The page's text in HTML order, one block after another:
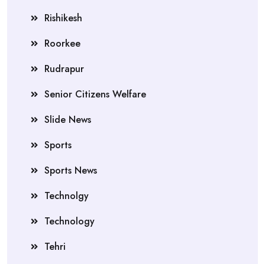
Rishikesh
Roorkee
Rudrapur
Senior Citizens Welfare
Slide News
Sports
Sports News
Technolgy
Technology
Tehri